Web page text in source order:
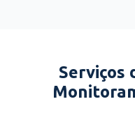
Serviços